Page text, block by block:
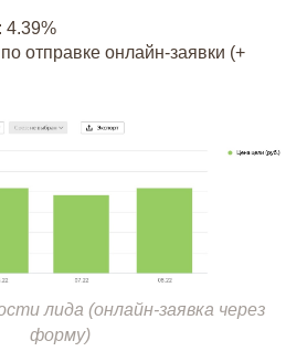
4.39%
отправке онлайн-заявки (+
лида (онлайн-заявка через
форму)